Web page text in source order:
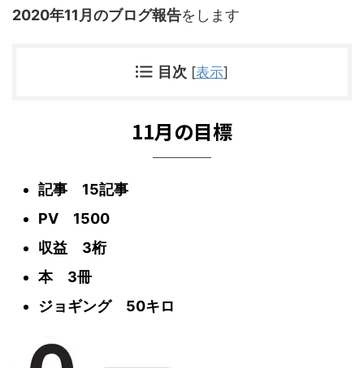
2020年11月のブログ報告をします
目次 [表示]
11月の目標
記事 15記事
PV 1500
収益 3桁
本 3冊
ジョギング 50キロ